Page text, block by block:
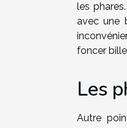
les
avec une
foncer
Les
Autre